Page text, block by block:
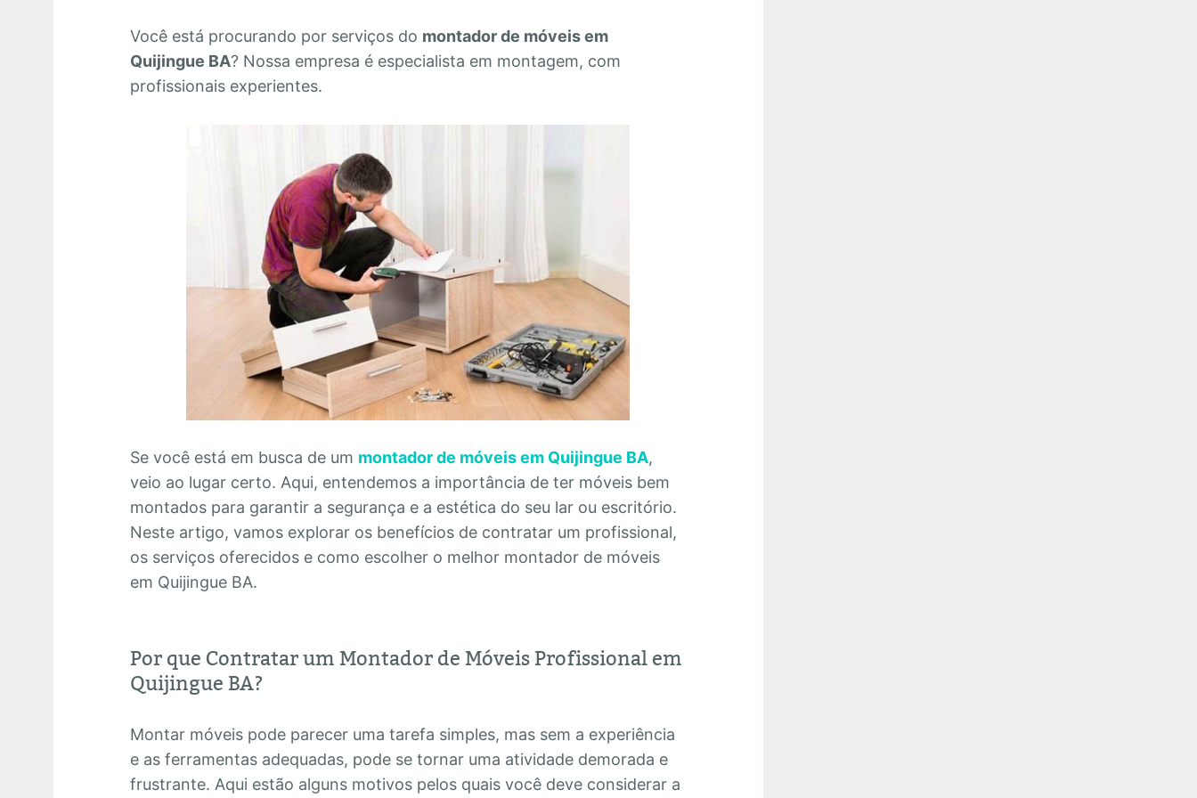
Você está procurando por serviços do montador de móveis em
Quijingue BA? Nossa empresa é especialista em montagem, com
profissionais experientes.
Se você está em busca de um montador de móveis em Quijingue BA,
veio ao lugar certo. Aqui, entendemos a importância de ter móveis bem
montados para garantir a segurança e a estética do seu lar ou escritório.
Neste artigo, vamos explorar os benefícios de contratar um profissional,
os serviços oferecidos e como escolher o melhor montador de móveis
em Quijingue BA.
Por que Contratar um Montador de Móveis Profissional em
Quijingue BA?
Montar móveis pode parecer uma tarefa simples, mas sem a experiência
e as ferramentas adequadas, pode se tornar uma atividade demorada e
frustrante. Aqui estão alguns motivos pelos quais você deve considerar a